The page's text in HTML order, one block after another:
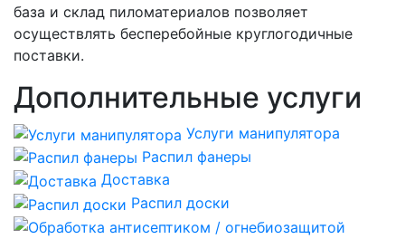
база и склад пиломатериалов позволяет
осуществлять бесперебойные круглогодичные
поставки.
Дополнительные услуги
Услуги манипулятора
Распил фанеры
Доставка
Распил доски